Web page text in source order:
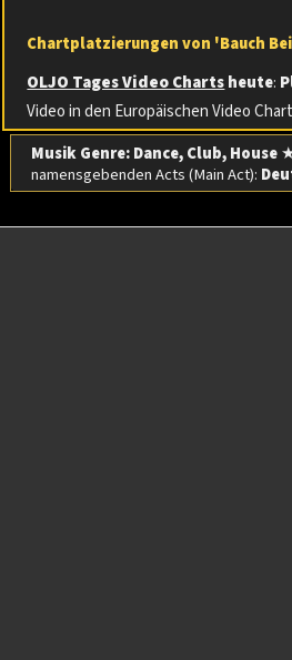
Chartplatzierungen von 'Bauch
OLJO Tages Video Chartsheute:
Video in den Europäischen Video
Musik Genre: Dance, Club, House
namensgebenden Acts (Main Act):